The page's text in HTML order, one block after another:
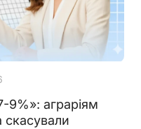
9%»: аграріям
скасували